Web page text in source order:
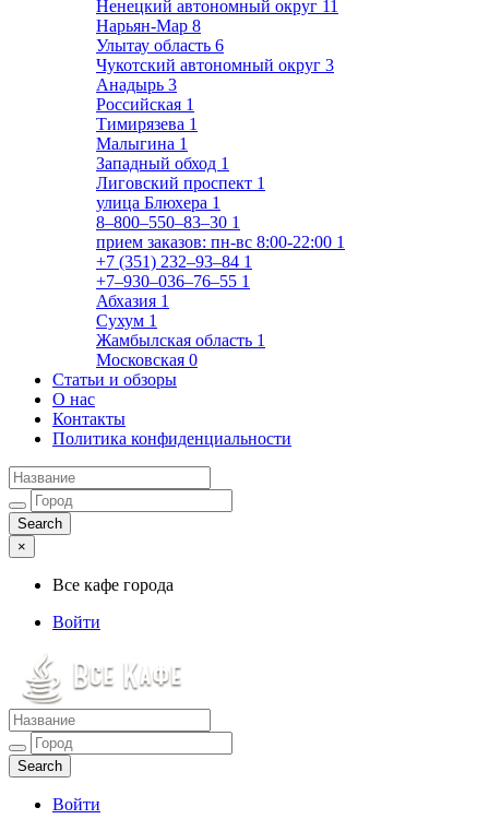
Ненецкий автономный округ 11
Нарьян-Мар 8
Улытау область 6
Чукотский автономный округ 3
Анадырь 3
Российская 1
Тимирязева 1
Малыгина 1
Западный обход 1
Лиговский проспект 1
улица Блюхера 1
8‒800‒550‒83‒30 1
прием заказов: пн-вс 8:00-22:00 1
+7 (351) 232‒93‒84 1
+7‒930‒036‒76‒55 1
Абхазия 1
Сухум 1
Жамбылская область 1
Московская 0
Статьи и обзоры
О нас
Контакты
Политика конфиденциальности
×
Все кафе города
Войти
Все кафе города
Каталог хороших кафе
Войти